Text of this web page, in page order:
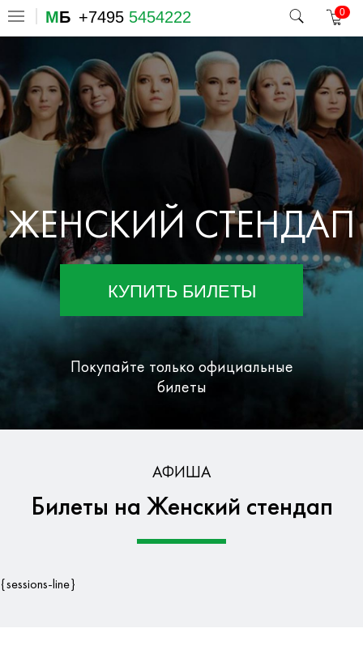
МБ +7495 5454222 0
ЖЕНСКИЙ СТЕНДАП
КУПИТЬ БИЛЕТЫ
Покупайте только официальные
билеты
Гарантия безопасности данных
АФИША
Билеты на Женский стендап
{sessions-line}